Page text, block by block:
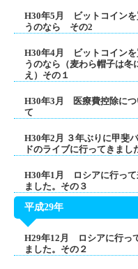
H30年5月 ビットコインを
うのなら その2
H30年4月 ビットコインを
うのなら（麦わら帽子は冬
え）その１
H30年3月 医療費控除につ
て
H30年2月 ３年ぶりに甲斐
ドのライブに行ってきまし
H30年1月 ロシアに行って
ました。その３
平成29年
H29年12月 ロシアに行っ
ました。その２